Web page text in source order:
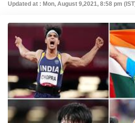
Updated at : Mon, August 9,2021, 8:58 pm